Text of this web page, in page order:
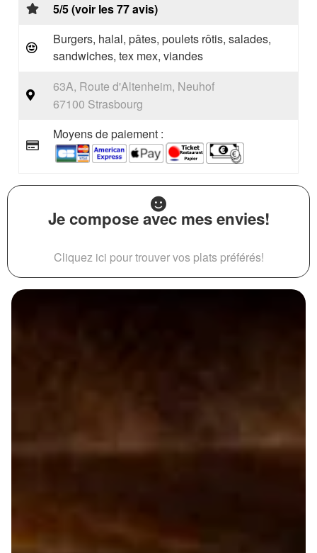
5/5 (voir les 77 avis)
Burgers, halal, pâtes, poulets rôtis, salades,
sandwiches, tex mex, viandes
63A, Route d'Altenheim, Neuhof
67100 Strasbourg
Moyens de paiement :
Je compose avec mes envies!
Cliquez ici pour trouver vos plats préférés!